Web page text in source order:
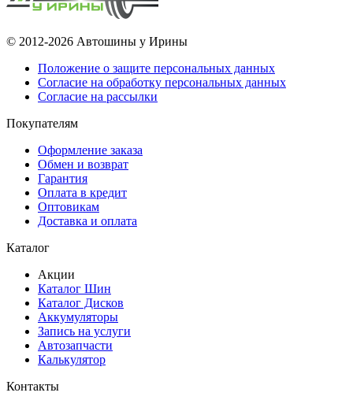
© 2012-2026 Автошины у Ирины
Положение о защите персональных данных
Согласие на обработку персональных данных
Согласие на рассылки
Покупателям
Оформление заказа
Обмен и возврат
Гарантия
Оплата в кредит
Оптовикам
Доставка и оплата
Каталог
Акции
Каталог Шин
Каталог Дисков
Аккумуляторы
Запись на услуги
Автозапчасти
Калькулятор
Контакты